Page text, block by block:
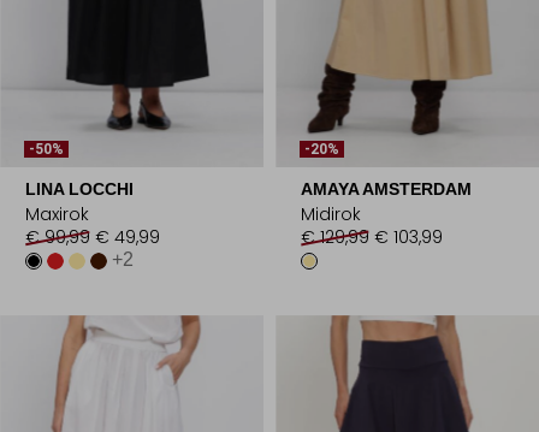
-50%
LINA LOCCHI
Maxirok
€ 99,99 € 49,99
+2
-20%
AMAYA AMSTERDAM
Midirok
€ 129,99 € 103,99